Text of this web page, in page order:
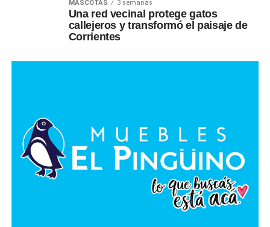
MASCOTAS 3 semanas
Una red vecinal protege gatos
callejeros y transformó el paisaje de
Corrientes